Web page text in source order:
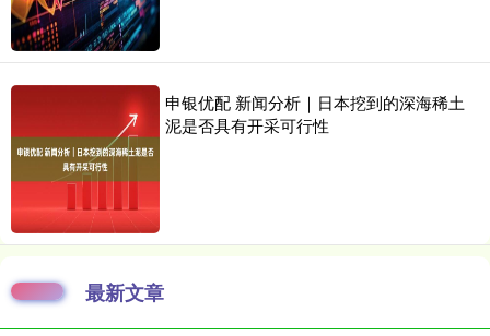
申银优配 新闻分析｜日本挖到的深海稀土
泥是否具有开采可行性
最新文章